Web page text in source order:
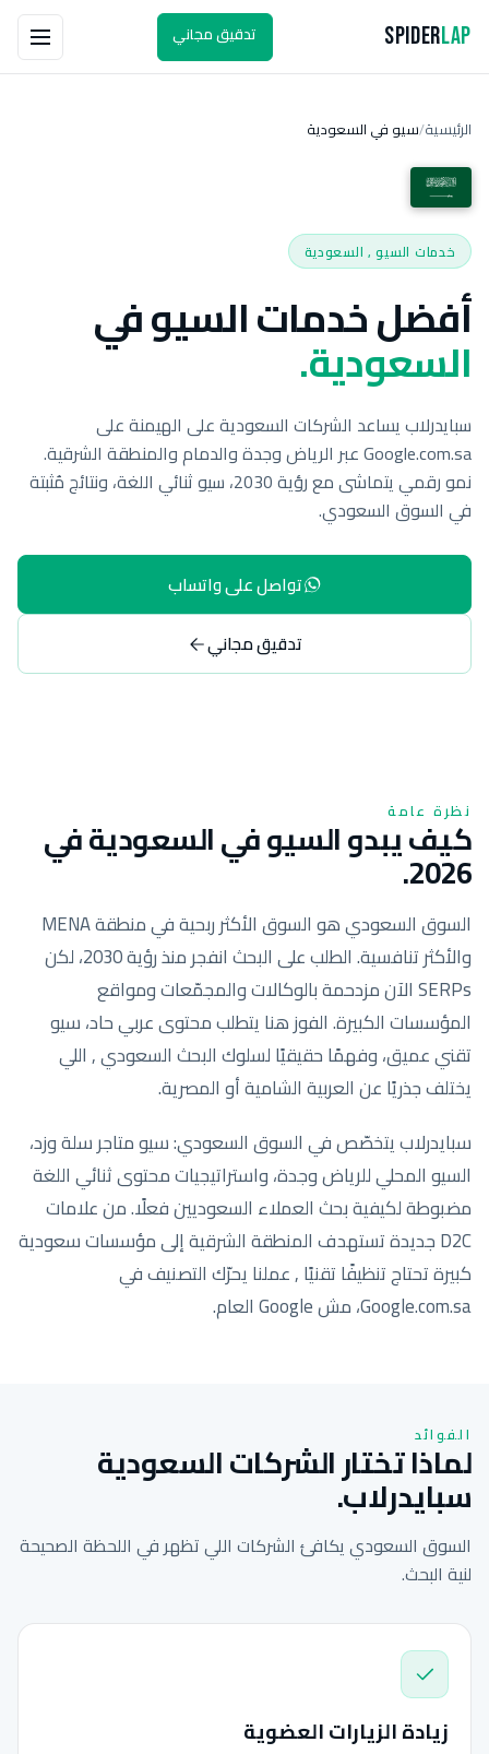
SpiderLap تدقيق مجاني
الرئيسية/سيو في السعودية
خدمات السيو , السعودية
أفضل خدمات السيو في
السعودية.
سبايدرلاب يساعد الشركات السعودية على الهيمنة على
Google.com.sa عبر الرياض وجدة والدمام والمنطقة الشرقية.
نمو رقمي يتماشى مع رؤية 2030، سيو ثنائي اللغة، ونتائج مُثبتة
في السوق السعودي.
تواصل على واتساب
تدقيق مجاني
نظرة عامة
كيف يبدو السيو في السعودية في
2026.
السوق السعودي هو السوق الأكثر ربحية في منطقة MENA
والأكثر تنافسية. الطلب على البحث انفجر منذ رؤية 2030، لكن
SERPs الآن مزدحمة بالوكالات والمجمّعات ومواقع
المؤسسات الكبيرة. الفوز هنا يتطلب محتوى عربي حاد، سيو
تقني عميق، وفهمًا حقيقيًا لسلوك البحث السعودي , اللي
يختلف جذريًا عن العربية الشامية أو المصرية.
سبايدرلاب يتخصّص في السوق السعودي: سيو متاجر سلة وزد،
السيو المحلي للرياض وجدة، واستراتيجيات محتوى ثنائي اللغة
مضبوطة لكيفية بحث العملاء السعوديين فعلًا. من علامات
D2C جديدة تستهدف المنطقة الشرقية إلى مؤسسات سعودية
كبيرة تحتاج تنظيفًا تقنيًا , عملنا يحرّك التصنيف في
Google.com.sa، مش Google العام.
الفوائد
لماذا تختار الشركات السعودية
سبايدرلاب.
السوق السعودي يكافئ الشركات اللي تظهر في اللحظة الصحيحة
لنية البحث.
زيادة الزيارات العضوية